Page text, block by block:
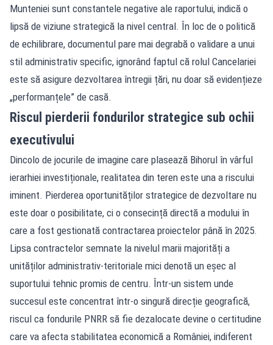
Munteniei sunt constantele negative ale raportului, indică o
lipsă de viziune strategică la nivel central. În loc de o politică
de echilibrare, documentul pare mai degrabă o validare a unui
stil administrativ specific, ignorând faptul că rolul Cancelariei
este să asigure dezvoltarea întregii țări, nu doar să evidențieze
„performanțele” de casă.
Riscul pierderii fondurilor strategice sub ochii
executivului
Dincolo de jocurile de imagine care plasează Bihorul în vârful
ierarhiei investiționale, realitatea din teren este una a riscului
iminent. Pierderea oportunităților strategice de dezvoltare nu
este doar o posibilitate, ci o consecință directă a modului în
care a fost gestionată contractarea proiectelor până în 2025.
Lipsa contractelor semnate la nivelul marii majorități a
unităților administrativ-teritoriale mici denotă un eșec al
suportului tehnic promis de centru. Într-un sistem unde
succesul este concentrat într-o singură direcție geografică,
riscul ca fondurile PNRR să fie dezalocate devine o certitudine
care va afecta stabilitatea economică a României, indiferent